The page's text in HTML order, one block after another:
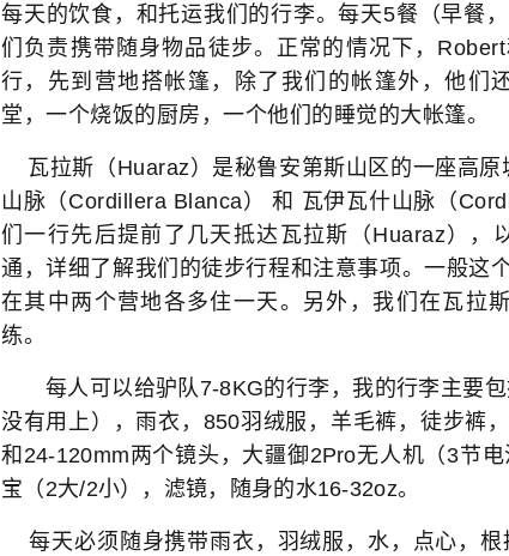
每天的饮食，和托运我们的行李。每天5餐（早餐
们负责携带随身物品徒步。正常的情况下，
行，先到营地搭帐篷，除了我们的帐篷外，他们
堂，一个烧饭的厨房，一个他们的睡觉的大帐篷。
瓦拉斯（Huaraz）是秘鲁安第斯山区的一座高原
山脉（Cordillera Blanca） 和 瓦伊瓦什山脉（
们一行先后提前了几天抵达瓦拉斯（Huaraz），
通，详细了解我们的徒步行程和注意事项。一般这
在其中两个营地各多住一天。另外，我们在瓦拉
练。
每人可以给驴队7-8KG的行李，我的行李主要包
没有用上），雨衣，850羽绒服，羊毛裤，徒步裤
和24-120mm两个镜头，大疆御2Pro无人机（3节
宝（2大/2小），滤镜，随身的水16-32oz。
每天必须随身携带雨衣，羽绒服，水，点心，根